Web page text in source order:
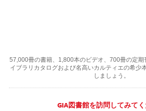
57,000冊の書籍、1,800本のビデオ、700冊の定期
イブラリカタログおよび名高いカルティエの希少
しましょう。
GIA図書館を訪問してみて